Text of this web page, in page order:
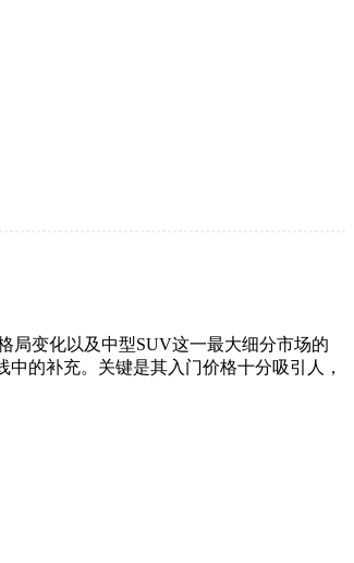
局变化以及中型SUV这一最大细分市场的
的补充。关键是其入门价格十分吸引人，